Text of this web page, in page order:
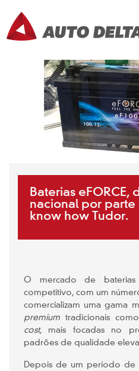
Baterias eFORCE,
nacional por parte
know how Tudor.
O mercado de
competitivo, com um
comercializam uma gama
premium tradicionais
cost, mais focadas no
padrões de qualidade
Depois de um período de